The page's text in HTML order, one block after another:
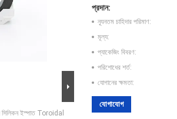
সিলিকন ইস্পাত Toroidal
প্রদান:
ন্যূনতম চাহিদার পরিমাণ:
মূল্য:
প্যাকেজিং বিবরণ:
পরিশোধের শর্ত:
যোগানের ক্ষমতা:
যোগাযোগ